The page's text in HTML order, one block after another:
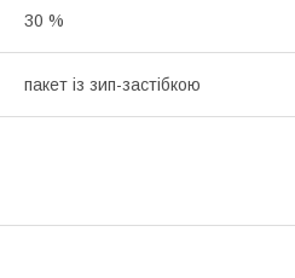
30 %
пакет із зип-застібкою